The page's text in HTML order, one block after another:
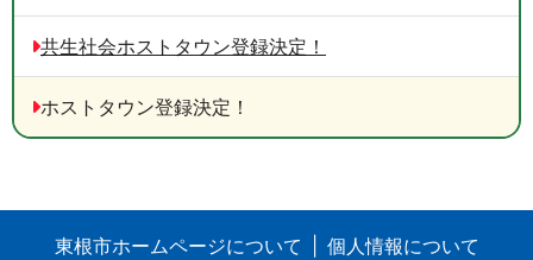
共生社会ホストタウン登録決定！
ホストタウン登録決定！
東根市ホームページについて
個人情報について